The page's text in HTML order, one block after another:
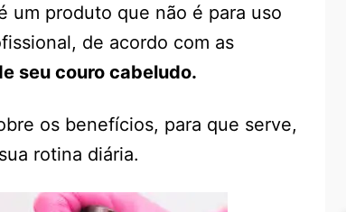
um produto que não é para uso
de acordo com as
seu couro cabeludo.
os benefícios, para que serve,
rotina diária.